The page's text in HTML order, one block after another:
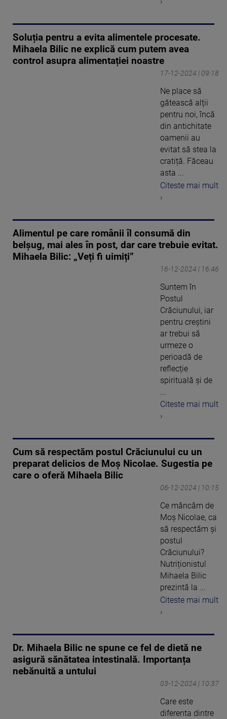
Soluția pentru a evita alimentele procesate.
Mihaela Bilic ne explică cum putem avea
control asupra alimentației noastre
17-12-2024 | 09:18
Ne place să
gătească alții
pentru noi, încă
din antichitate
oamenii au
evitat să stea la
cratiță. Făceau
asta ...
Citeste mai mult
›
Alimentul pe care românii îl consumă din
belșug, mai ales în post, dar care trebuie evitat.
Mihaela Bilic: „Veți fi uimiți”
16-12-2024 | 16:46
Suntem în
Postul
Crăciunului, iar
pentru creștini
ar trebui să
urmeze o
perioadă de
reflecție
spirituală și de
...
Citeste mai mult
›
Cum să respectăm postul Crăciunului cu un
preparat delicios de Moș Nicolae. Sugestia pe
care o oferă Mihaela Bilic
06-12-2024 | 10:15
Ce mâncăm de
Moș Nicolae, ca
să respectăm și
postul
Crăciunului?
Nutriționistul
Mihaela Bilic
prezintă la ...
Citeste mai mult
›
Dr. Mihaela Bilic ne spune ce fel de dietă ne
asigură sănătatea intestinală. Importanța
nebănuită a untului
03-12-2024 | 10:37
Care este
diferenta dintre